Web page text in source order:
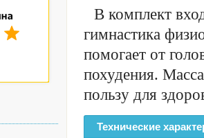
В комплект
гимнастика
помогает от
похудения.
пользу для
Технические